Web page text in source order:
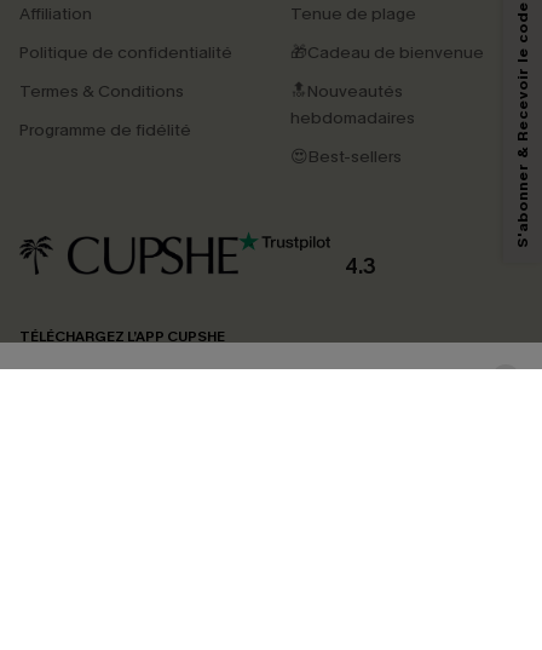
Affiliation
Politique de confidentialité
Termes & Conditions
Programme de fidélité
Tenue de plage
🎁Cadeau de bienvenue
🔝Nouveautés
hebdomadaires
😍Best-sellers
4.3
TÉLÉCHARGEZ L’APP CUPSHE
En soumettant votre adresse e-mail, vous acceptez de recevoir des e-mails
marketing (y compris du contenu généré par l'IA) de Cupshe et
reconnaissez avoir pris connaissance de nos
pouvons utiliser les données collectées sur notre site ainsi que des
produits susceptibles de vous intéresser, conformément à notre
Politique de
confidentialité
. Vous pouvez vous désabonner à tout moment.
S'abonner & Recevoir le code